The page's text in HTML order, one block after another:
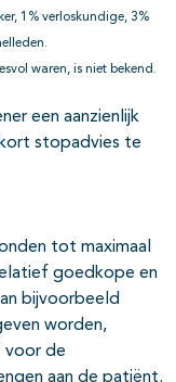
1% verloskundige, 3%
waren, is niet bekend.
een aanzienlijk
stopadvies te
tot maximaal
goedkope en
bijvoorbeeld
worden,
voor de
aan de patiënt.